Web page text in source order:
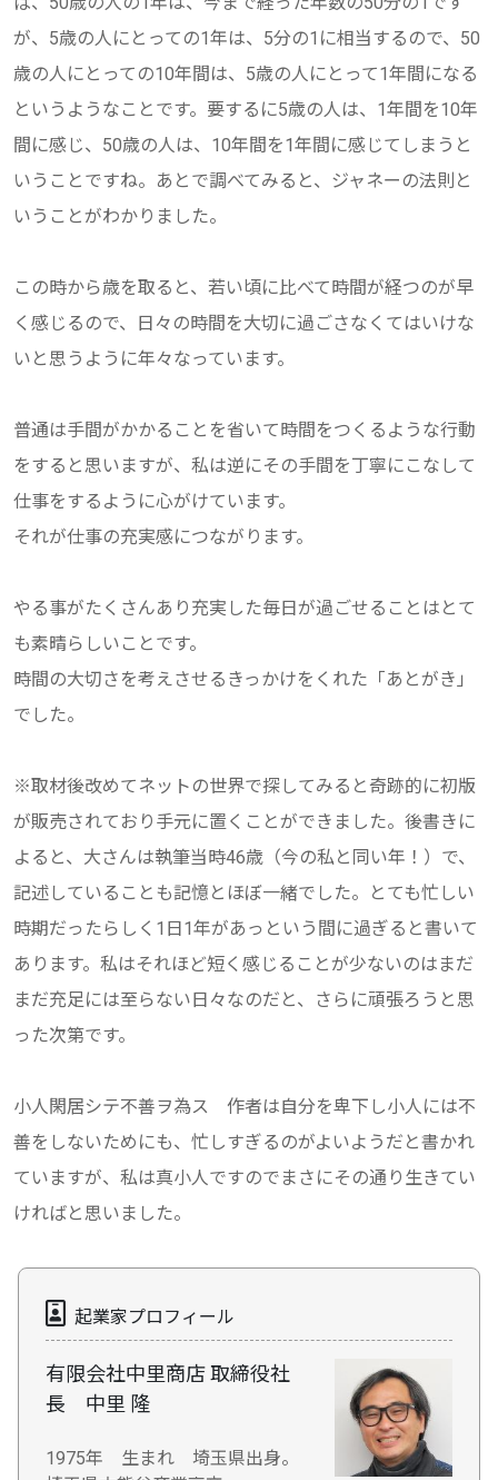
が、5歳の人にとっての1年は、5分の1に相当するので、50
歳の人にとっての10年間は、5歳の人にとって1年間になる
というようなことです。要するに5歳の人は、1年間を10年
間に感じ、50歳の人は、10年間を1年間に感じてしまうと
いうことですね。あとで調べてみると、ジャネーの法則と
いうことがわかりました。
この時から歳を取ると、若い頃に比べて時間が経つのが早
く感じるので、日々の時間を大切に過ごさなくてはいけな
いと思うように年々なっています。
普通は手間がかかることを省いて時間をつくるような行動
をすると思いますが、私は逆にその手間を丁寧にこなして
仕事をするように心がけています。
それが仕事の充実感につながります。
やる事がたくさんあり充実した毎日が過ごせることはとて
も素晴らしいことです。
時間の大切さを考えさせるきっかけをくれた「あとがき」
でした。
※取材後改めてネットの世界で探してみると奇跡的に初版
が販売されており手元に置くことができました。後書きに
よると、大さんは執筆当時46歳（今の私と同い年！）で、
記述していることも記憶とほぼ一緒でした。とても忙しい
時期だったらしく1日1年があっという間に過ぎると書いて
あります。私はそれほど短く感じることが少ないのはまだ
まだ充足には至らない日々なのだと、さらに頑張ろうと思
った次第です。
小人閑居シテ不善ヲ為ス 作者は自分を卑下し小人には不
善をしないためにも、忙しすぎるのがよいようだと書かれ
ていますが、私は真小人ですのでまさにその通り生きてい
ければと思いました。
起業家プロフィール
有限会社中里商店 取締役社
長 中里 隆
1975年 生まれ 埼玉県出身。